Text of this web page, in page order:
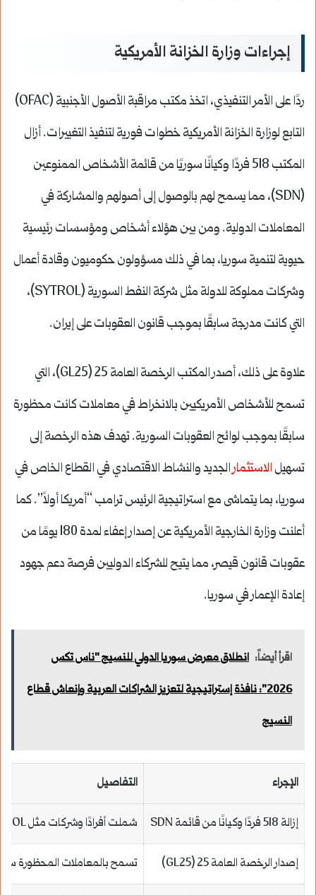
إجراءات وزارة الخزانة الأمريكية
ردًا على الأمر التنفيذي، اتخذ مكتب مراقبة الأصول الأجنبية (OFAC)
التابع لوزارة الخزانة الأمريكية خطوات فورية لتنفيذ التغييرات. أزال
المكتب 518 فردًا وكيانًا سوريًا من قائمة الأشخاص الممنوعين
(SDN)، مما يسمح لهم بالوصول إلى أصولهم والمشاركة في
المعاملات الدولية. ومن بين هؤلاء أشخاص ومؤسسات رئيسية
حيوية لتنمية سوريا، بما في ذلك مسؤولون حكوميون وقادة أعمال
وشركات مملوكة للدولة مثل شركة النفط السورية (SYTROL)،
التي كانت مدرجة سابقًا بموجب قانون العقوبات على إيران.
علاوة على ذلك، أصدر المكتب الرخصة العامة 25 (GL25)، التي
تسمح للأشخاص الأمريكيين بالانخراط في معاملات كانت محظورة
سابقًا بموجب لوائح العقوبات السورية. تهدف هذه الرخصة إلى
تسهيل الاستثمارالجديد والنشاط الاقتصادي في القطاع الخاص في
سوريا، بما يتماشى مع استراتيجية الرئيس ترامب “أمريكا أولاً”. كما
أعلنت وزارة الخارجية الأمريكية عن إصدار إعفاء لمدة 180 يومًا من
عقوبات قانون قيصر، مما يتيح للشركاء الدوليين فرصة دعم جهود
إعادة الإعمار في سوريا.
اقرأ أيضاً: انطلاق معرض سوريا الدولي للنسيج "ناس تكس
2026": نافذة إستراتيجية لتعزيز الشراكات العربية وإنعاش قطاع
النسيج
الإجراء التفاصيل
إزالة 518 فردًا وكيانًا من قائمة SDN شملت أفرادًا وشركات مثل SYTROL
إصدار الرخصة العامة 25 (GL25) تسمح بالمعاملات المحظورة